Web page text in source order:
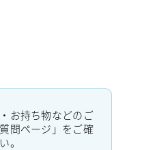
お持ち物などのご
問ページ」をご確
。